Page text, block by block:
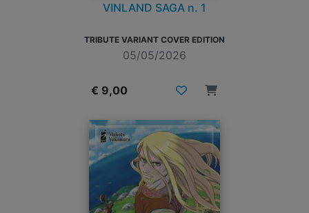
VINLAND SAGA n. 1
TRIBUTE VARIANT COVER EDITION
05/05/2026
€ 9,00